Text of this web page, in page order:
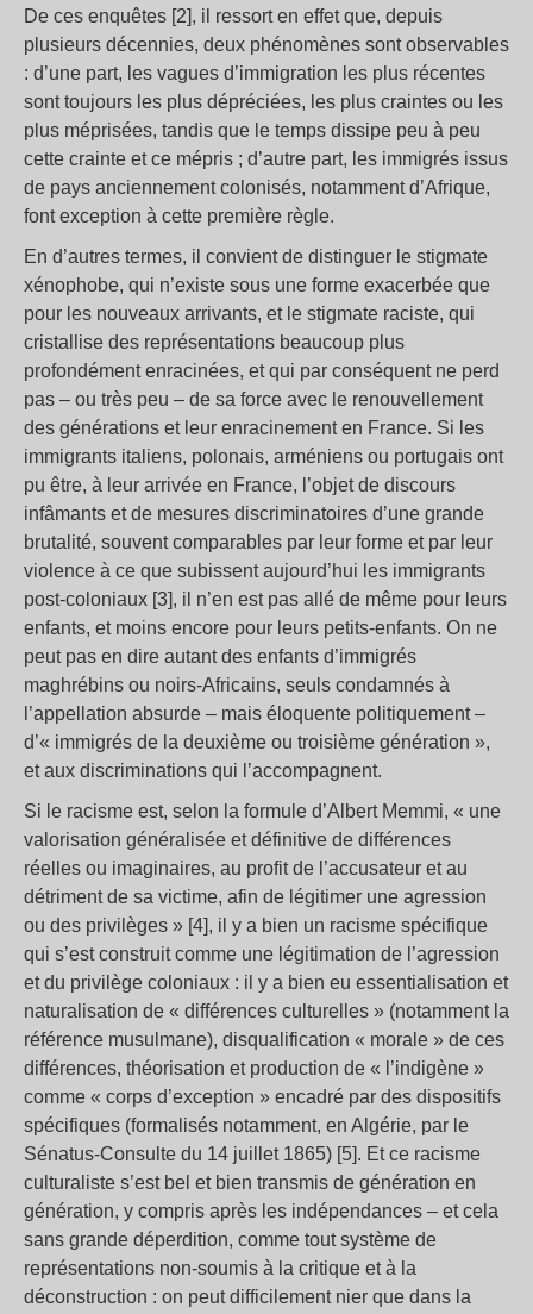
De ces enquêtes [2], il ressort en effet que, depuis
plusieurs décennies, deux phénomènes sont observables
: d’une part, les vagues d’immigration les plus récentes
sont toujours les plus dépréciées, les plus craintes ou les
plus méprisées, tandis que le temps dissipe peu à peu
cette crainte et ce mépris ; d’autre part, les immigrés issus
de pays anciennement colonisés, notamment d’Afrique,
font exception à cette première règle.
En d’autres termes, il convient de distinguer le stigmate
xénophobe, qui n’existe sous une forme exacerbée que
pour les nouveaux arrivants, et le stigmate raciste, qui
cristallise des représentations beaucoup plus
profondément enracinées, et qui par conséquent ne perd
pas – ou très peu – de sa force avec le renouvellement
des générations et leur enracinement en France. Si les
immigrants italiens, polonais, arméniens ou portugais ont
pu être, à leur arrivée en France, l’objet de discours
infâmants et de mesures discriminatoires d’une grande
brutalité, souvent comparables par leur forme et par leur
violence à ce que subissent aujourd’hui les immigrants
post-coloniaux [3], il n’en est pas allé de même pour leurs
enfants, et moins encore pour leurs petits-enfants. On ne
peut pas en dire autant des enfants d’immigrés
maghrébins ou noirs-Africains, seuls condamnés à
l’appellation absurde – mais éloquente politiquement –
d’« immigrés de la deuxième ou troisième génération »,
et aux discriminations qui l’accompagnent.
Si le racisme est, selon la formule d’Albert Memmi, « une
valorisation généralisée et définitive de différences
réelles ou imaginaires, au profit de l’accusateur et au
détriment de sa victime, afin de légitimer une agression
ou des privilèges » [4], il y a bien un racisme spécifique
qui s’est construit comme une légitimation de l’agression
et du privilège coloniaux : il y a bien eu essentialisation et
naturalisation de « différences culturelles » (notamment la
référence musulmane), disqualification « morale » de ces
différences, théorisation et production de « l’indigène »
comme « corps d’exception » encadré par des dispositifs
spécifiques (formalisés notamment, en Algérie, par le
Sénatus-Consulte du 14 juillet 1865) [5]. Et ce racisme
culturaliste s’est bel et bien transmis de génération en
génération, y compris après les indépendances – et cela
sans grande déperdition, comme tout système de
représentations non-soumis à la critique et à la
déconstruction : on peut difficilement nier que dans la